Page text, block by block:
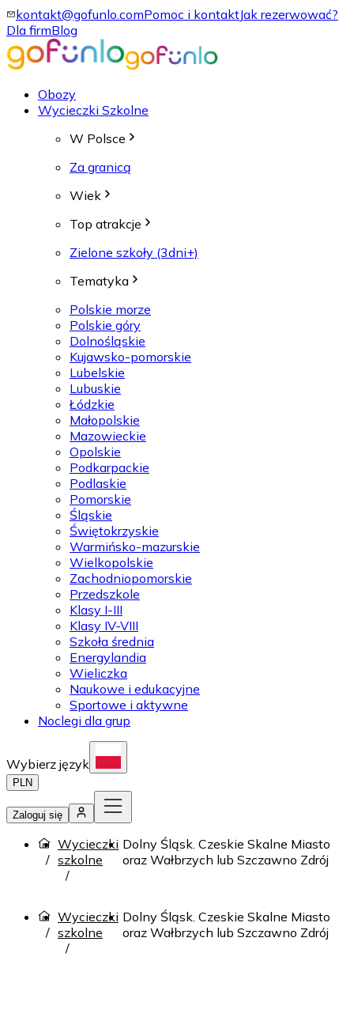
kontakt@gofunlo.comPomoc i kontaktJak rezerwować?
Dla firmBlog
Obozy
Wycieczki Szkolne
W Polsce
Za granicą
Wiek
Top atrakcje
Zielone szkoły (3dni+)
Tematyka
Polskie morze
Polskie góry
Dolnośląskie
Kujawsko-pomorskie
Lubelskie
Lubuskie
Łódzkie
Małopolskie
Mazowieckie
Opolskie
Podkarpackie
Podlaskie
Pomorskie
Śląskie
Świętokrzyskie
Warmińsko-mazurskie
Wielkopolskie
Zachodniopomorskie
Przedszkole
Klasy I-III
Klasy IV-VIII
Szkoła średnia
Energylandia
Wieliczka
Naukowe i edukacyjne
Sportowe i aktywne
Noclegi dla grup
Wybierz język
PLN
Zaloguj się
Wycieczki
szkolne
Dolny Śląsk. Czeskie Skalne Miasto
oraz Wałbrzych lub Szczawno Zdrój
Wycieczki
szkolne
Dolny Śląsk. Czeskie Skalne Miasto
oraz Wałbrzych lub Szczawno Zdrój